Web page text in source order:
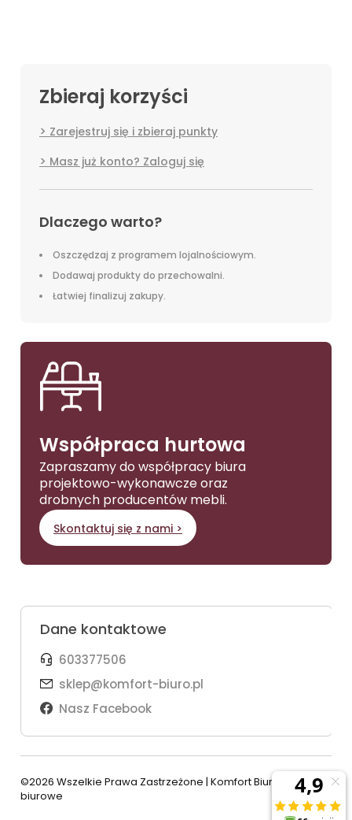
Zbieraj korzyści
Zarejestruj się i zbieraj punkty
Masz już konto? Zaloguj się
Dlaczego warto?
Oszczędzaj z programem lojalnościowym.
Dodawaj produkty do przechowalni.
Łatwiej finalizuj zakupy.
Współpraca hurtowa
Zapraszamy do współpracy biura
projektowo-wykonawcze oraz
drobnych producentów mebli.
Skontaktuj się z nami >
Dane kontaktowe
603377506
sklep@komfort-biuro.pl
Nasz Facebook
©2026 Wszelkie Prawa Zastrzeżone | Komfort Biuro - meble
biurowe